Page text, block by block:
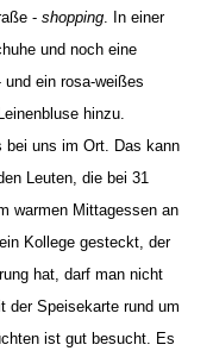
- shopping. In einer
und noch eine
ein rosa-weißes
hinzu.
uns im Ort. Das kann
Leuten, die bei 31
warmen Mittagessen an
Kollege gesteckt, der
hat, darf man nicht
der Speisekarte rund um
ist gut besucht. Es